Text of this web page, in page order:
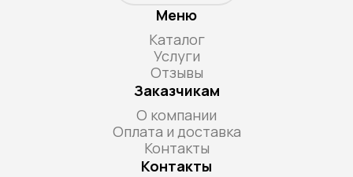
Меню
Каталог
Услуги
Отзывы
Заказчикам
О компании
Оплата и доставка
Контакты
Контакты